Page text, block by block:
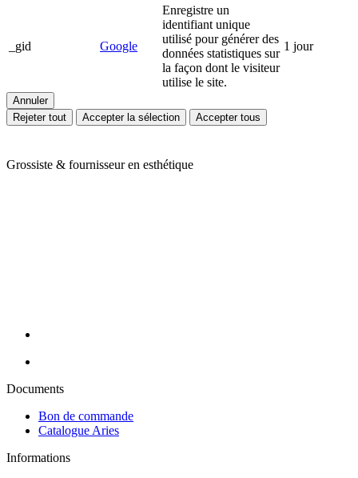
_gid Google
Enregistre un
identifiant unique
utilisé pour générer des
données statistiques sur
la façon dont le visiteur
utilise le site.
1 jour
Annuler
Rejeter tout
Accepter la sélection Accepter tous
Grossiste & fournisseur en esthétique
Documents
Bon de commande
Catalogue Aries
Informations